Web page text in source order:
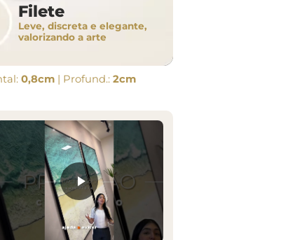
Filete
Leve, discreta e elegante,
valorizando a arte
0,8cm | Profund.:2cm